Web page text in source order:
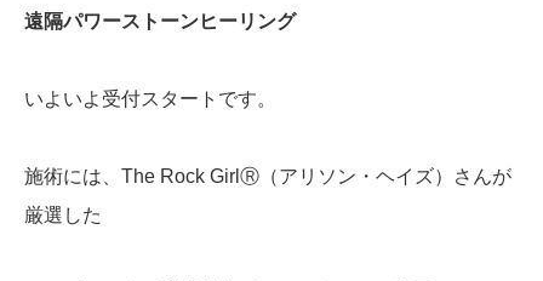
遠隔パワーストーンヒーリング
いよいよ受付スタートです。
施術には、The Rock GirlⓇ（アリソン・ヘイズ）さんが
厳選した